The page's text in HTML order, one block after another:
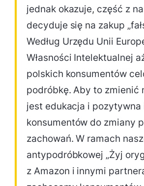
jednak okazuje, część z
decyduje się na zakup
Według Urzędu Unii
Własności Intelektualnej
polskich konsumentów
podróbkę. Aby to zmienić
jest edukacja i pozytywna
konsumentów do zmiany
zachowań. W ramach
antypodróbkowej „Żyj
z Amazon i innymi